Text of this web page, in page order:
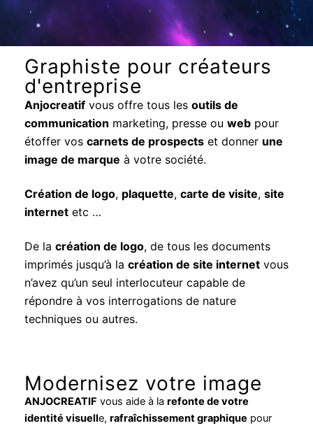
Graphiste pour créateurs
d'entreprise
Anjocreatif vous offre tous les outils de
communication marketing, presse ou web pour
étoffer vos carnets de prospects et donner une
image de marque à votre société.
Création de logo, plaquette, carte de visite, site
internet etc …
De la création de logo, de tous les documents
imprimés jusqu’à la création de site internet vous
n’avez qu’un seul interlocuteur capable de
répondre à vos interrogations de nature
techniques ou autres.
Modernisez votre image
ANJOCREATIF vous aide à la refonte de votre
identité visuelle, rafraîchissement graphique pour